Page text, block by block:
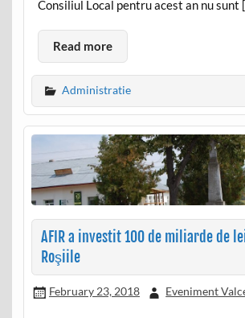
Consiliul Local pentru acest an nu sunt
Read more
Administratie
AFIR a investit 100 de miliarde de
Roşiile
February 23, 2018 Eveniment